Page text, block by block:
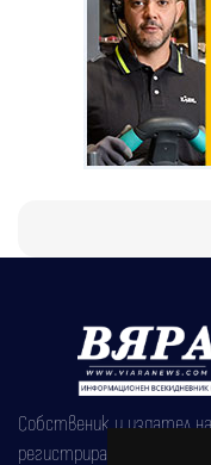
Собственик и издател
регистрирана на